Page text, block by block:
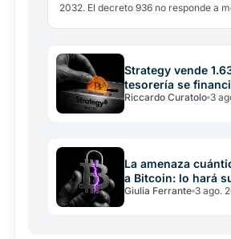
2032. El decreto 936 no responde a
Strategy vende
tesorería se
Riccardo Curatolo 3
La amenaza
a Bitcoin: lo hará
incapacidad de
Giulia Ferrante 3 ago.